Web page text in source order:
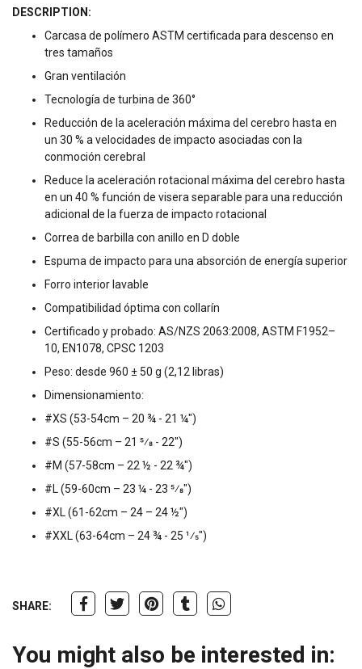
DESCRIPTION:
Carcasa de polímero ASTM certificada para descenso en
tres tamaños
Gran ventilación
Tecnología de turbina de 360°
Reducción de la aceleración máxima del cerebro hasta en
un 30 % a velocidades de impacto asociadas con la
conmoción cerebral
Reduce la aceleración rotacional máxima del cerebro hasta
en un 40 % función de visera separable para una reducción
adicional de la fuerza de impacto rotacional
Correa de barbilla con anillo en D doble
Espuma de impacto para una absorción de energía superior
Forro interior lavable
Compatibilidad óptima con collarín
Certificado y probado: AS/NZS 2063:2008, ASTM F1952–
10, EN1078, CPSC 1203
Peso: desde 960 ± 50 g (2,12 libras)
Dimensionamiento:
#XS (53-54cm – 20 ¾ - 21 ¼")
#S (55-56cm – 21 5⁄8 - 22")
#M (57-58cm – 22 ½ - 22 ¾")
#L (59-60cm – 23 ¼ - 23 5⁄8")
#XL (61-62cm – 24 – 24 ½")
#XXL (63-64cm – 24 ¾ - 25 1⁄5")
SHARE:
You might also be interested in: